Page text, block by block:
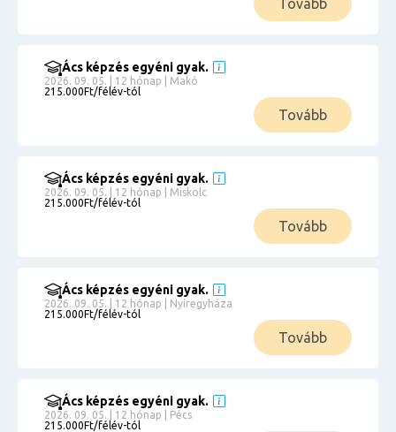
Tovább
Ács képzés egyéni gyak.
2026. 09. 05. | 12 hónap | Makó
215.000Ft/félév-tól
Tovább
Ács képzés egyéni gyak.
2026. 09. 05. | 12 hónap | Miskolc
215.000Ft/félév-tól
Tovább
Ács képzés egyéni gyak.
2026. 09. 05. | 12 hónap | Nyíregyháza
215.000Ft/félév-tól
Tovább
Ács képzés egyéni gyak.
2026. 09. 05. | 12 hónap | Pécs
215.000Ft/félév-tól